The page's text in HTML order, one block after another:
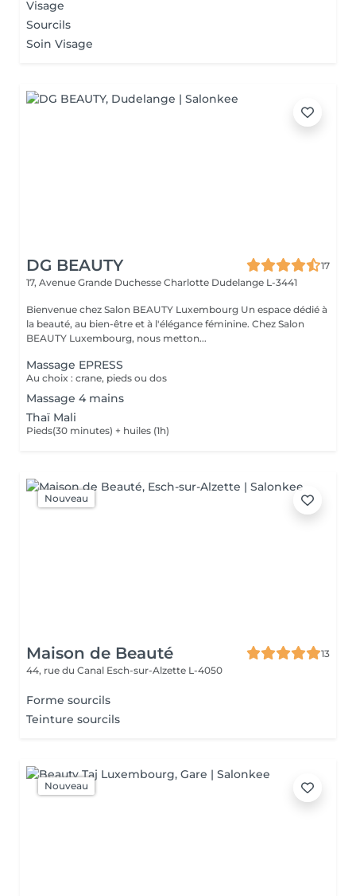
Visage
Sourcils
Soin Visage
DG BEAUTY
17
17, Avenue Grande Duchesse Charlotte Dudelange L-3441
Bienvenue chez Salon BEAUTY Luxembourg Un espace dédié à
la beauté, au bien-être et à l'élégance féminine. Chez Salon
BEAUTY Luxembourg, nous metton...
Massage EPRESS
Au choix : crane, pieds ou dos
Massage 4 mains
Thaï Mali
Pieds(30 minutes) + huiles (1h)
Nouveau
Maison de Beauté
13
44, rue du Canal Esch-sur-Alzette L-4050
Forme sourcils
Teinture sourcils
Nouveau